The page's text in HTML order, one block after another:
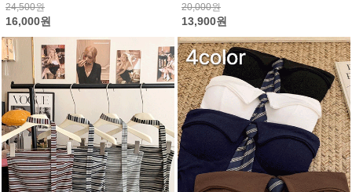
24,500원
16,000원
20,000원
13,900원